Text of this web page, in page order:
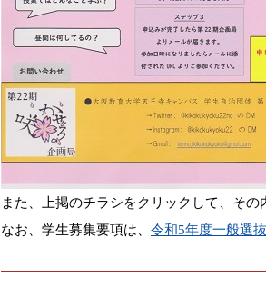
また、上掲のチラシをクリックして、その
なお、学生募集要項は、 令和5年度一般選